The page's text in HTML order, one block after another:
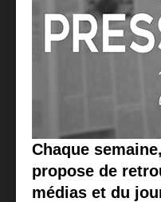
Chaque
propose de
médias et du